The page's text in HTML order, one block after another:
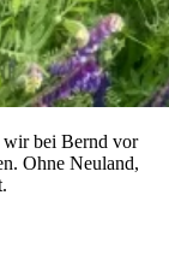
wir bei Bernd vor
Ohne Neuland,